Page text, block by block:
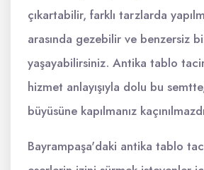
çıkartabilir, farklı tarzlarda
arasında gezebilir ve benzersiz
yaşayabilirsiniz. Antika tablo
hizmet anlayışıyla dolu bu
büyüsüne kapılmanız
Bayrampaşa'daki antika tablo